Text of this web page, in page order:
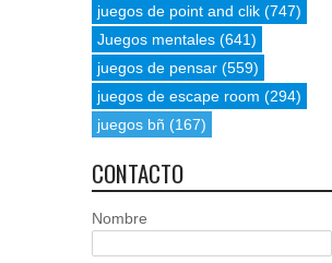
juegos de point and clik (747)
Juegos mentales (641)
juegos de pensar (559)
juegos de escape room (294)
juegos bñ (167)
CONTACTO
Nombre